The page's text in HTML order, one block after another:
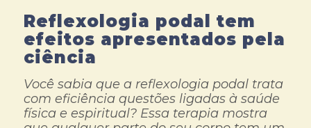
Reflexologia podal tem
efeitos apresentados pela
ciência
Você sabia que a reflexologia podal trata
com eficiência questões ligadas à saúde
física e espiritual? Essa terapia mostra